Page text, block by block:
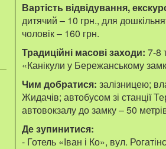
Вартість відвідування,
дитячий – 10 грн., для
чоловік – 160 грн.
Традиційні масові заходи: 7-8
«Канікули у Бережанському
Чим добратися: залізницею;
Жидачів; автобусом зі станції
автовокзалу до замку – 50
Де зупинитися:
- Готель «Іван і Ко», вул.